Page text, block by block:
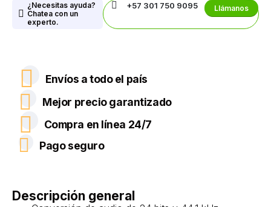
¿Necesitas ayuda?
Chatea con un
experto.
+57 301 750 9095 Llámanos
Envíos a todo el país
Mejor precio garantizado
Compra en línea 24/7
Pago seguro
Descripción general